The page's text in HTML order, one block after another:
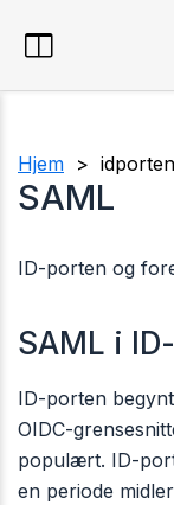
Hjem >
SAML
ID-porten og
SAML i
ID-porten
OIDC-
populært. ID-
en periode